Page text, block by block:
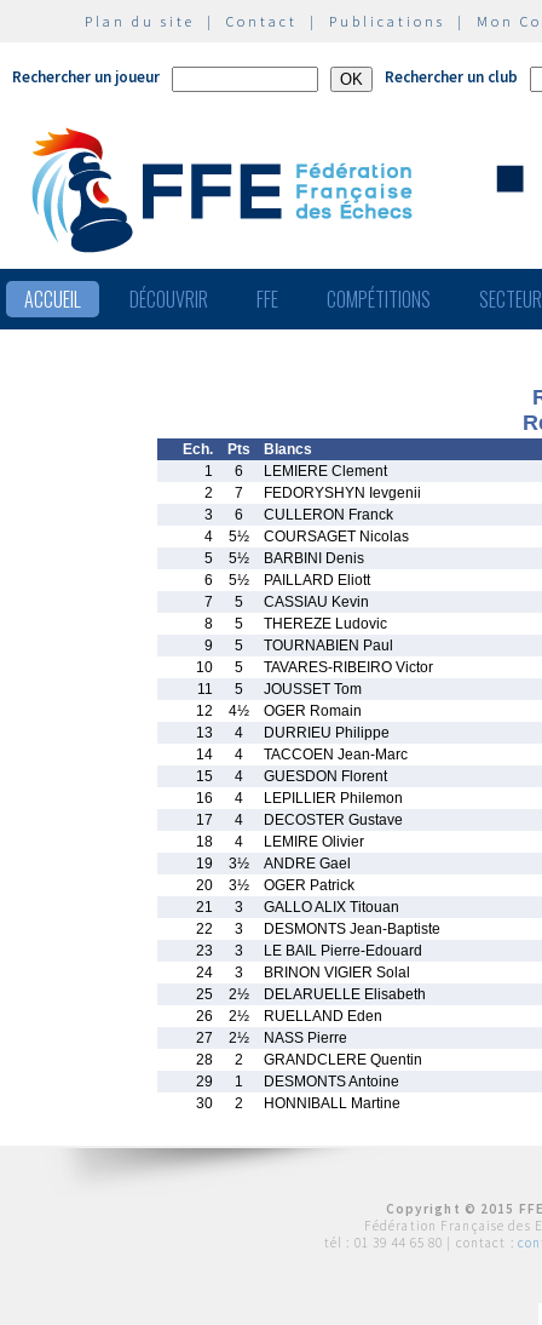
Plan du site | Contact | Publications | Mon
Rechercher un joueur Rechercher un club
ACCUEIL DÉCOUVRIR FFE COMPÉTITIONS
Ech. Pts
Blancs
1
6
LEMIERE Clement
2
7
FEDORYSHYN Ievgenii
3
6
CULLERON Franck
4
5½
COURSAGET Nicolas
5
5½
BARBINI Denis
6
5½
PAILLARD Eliott
7
5
CASSIAU Kevin
8
5
THEREZE Ludovic
9
5
TOURNABIEN Paul
10
5
TAVARES-RIBEIRO Victor
11
5
JOUSSET Tom
12
4½
OGER Romain
13
4
DURRIEU Philippe
14
4
TACCOEN Jean-Marc
15
4
GUESDON Florent
16
4
LEPILLIER Philemon
17
4
DECOSTER Gustave
18
4
LEMIRE Olivier
19
3½
ANDRE Gael
20
3½
OGER Patrick
21
3
GALLO ALIX Titouan
22
3
DESMONTS Jean-Baptiste
23
3
LE BAIL Pierre-Edouard
24
3
BRINON VIGIER Solal
25
2½
DELARUELLE Elisabeth
26
2½
RUELLAND Eden
27
2½
NASS Pierre
28
2
GRANDCLERE Quentin
29
1
DESMONTS Antoine
30
2 HONNIBALL Martine
Copyright © 2015
Fédération Française des
tél : 01 39 44 65 80 | contact :